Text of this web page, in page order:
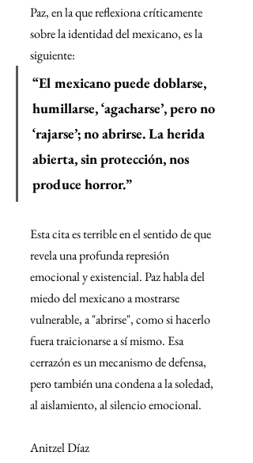
Paz, en la que reflexiona críticamente
sobre la identidad del mexicano, es la
siguiente:
“El mexicano puede doblarse,
humillarse, ‘agacharse’, pero no
‘rajarse’; no abrirse. La herida
abierta, sin protección, nos
produce horror.”
Esta cita es terrible en el sentido de que
revela una profunda represión
emocional y existencial. Paz habla del
miedo del mexicano a mostrarse
vulnerable, a "abrirse", como si hacerlo
fuera traicionarse a sí mismo. Esa
cerrazón es un mecanismo de defensa,
pero también una condena a la soledad,
al aislamiento, al silencio emocional.
Anitzel Díaz